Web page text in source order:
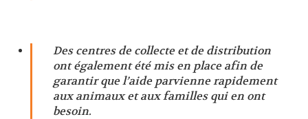
Des centres de collecte et de distribution
ont également été mis en place afin de
garantir que l’aide parvienne rapidement
aux animaux et aux familles qui en ont
besoin.